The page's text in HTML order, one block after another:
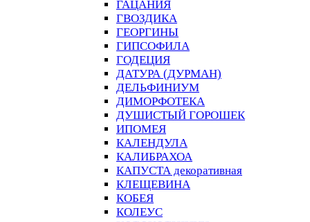
ГАЦАНИЯ
ГВОЗДИКА
ГЕОРГИНЫ
ГИПСОФИЛА
ГОДЕЦИЯ
ДАТУРА (ДУРМАН)
ДЕЛЬФИНИУМ
ДИМОРФОТЕКА
ДУШИСТЫЙ ГОРОШЕК
ИПОМЕЯ
КАЛЕНДУЛА
КАЛИБРАХОА
КАПУСТА декоративная
КЛЕЩЕВИНА
КОБЕЯ
КОЛЕУС